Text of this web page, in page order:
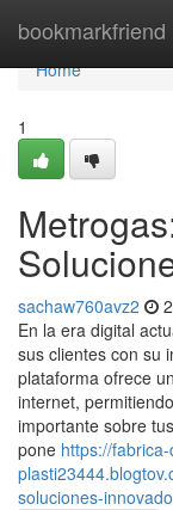
bookmarkfriend
Home
Home
1
sachaw760avz2
En la era digital
sus clientes con su
plataforma ofrece
internet,
importante sobre
pone https://
soluciones-